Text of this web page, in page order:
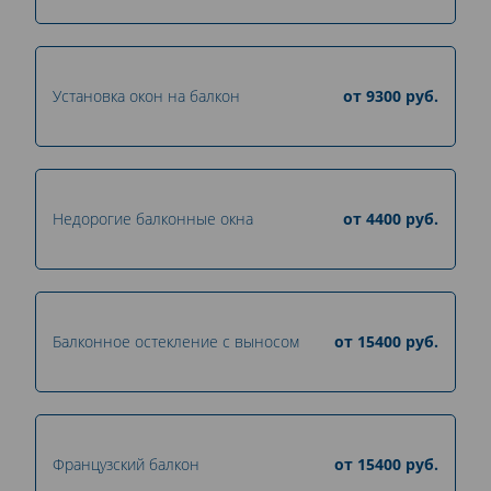
Установка окон на балкон от 9300 руб.
Недорогие балконные окна от 4400 руб.
Балконное остекление с выносом от 15400 руб.
Французский балкон от 15400 руб.